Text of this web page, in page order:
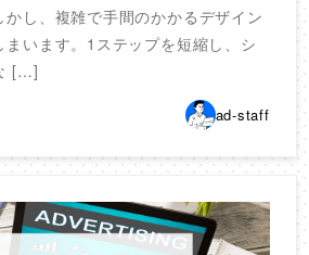
し、複雑で手間のかかるデザイン
まいます。1ステップを短縮し、シ
[…]
ad-staff